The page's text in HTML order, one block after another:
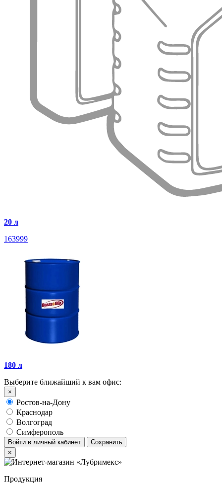
20 л
163999
180 л
Выберите ближайший к вам офис:
×
Ростов-на-Дону
Краснодар
Волгоград
Симферополь
Войти в личный кабинет
Сохранить
×
Продукция